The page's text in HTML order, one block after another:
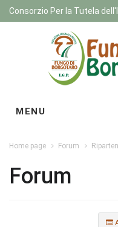
Consorzio Per la Tutela
MENU
Home page Forum
Forum